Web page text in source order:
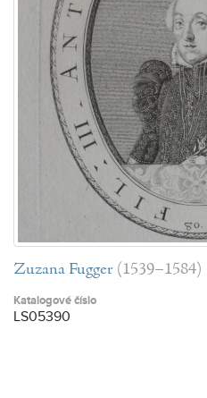
Zuzana Fugger (1539–1584)
Katalogové číslo
LS05390